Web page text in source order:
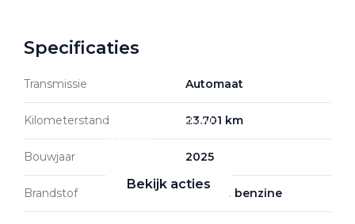
Profiteer van zakelijk
voordeel
Bekijk acties
Specificaties
Transmissie Automaat
Kilometerstand 23.701 km
Bouwjaar 2025
Brandstof Hybride benzine